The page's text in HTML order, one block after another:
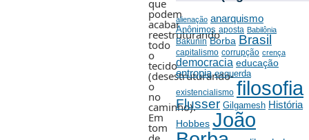
que
podem
acabar
reestruturando
todo
o
tecido
(desestruturando-
o
no
caminho).
Em
tom
alienação anarquismo
Anônimos aposta Babilônia
Bakunin Borba Brasil
capitalismo corrupção crença
democracia educação
entropia esquerda
existencialismo filosofia
Flusser Gilgamesh História
Hobbes João